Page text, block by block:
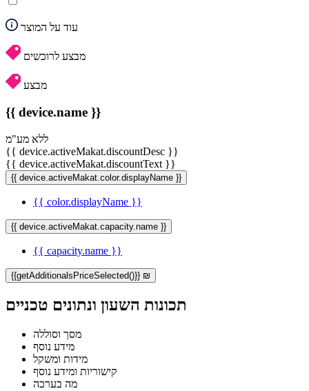
עוד על המוצר
מבצע לרוכשים
מבצע
{{ device.name }}
ללא מע"מ
{{ device.activeMakat.discountDesc }}
{{ device.activeMakat.discountText }}
{{ device.activeMakat.color.displayName }}
{{ color.displayName }}
{{ device.activeMakat.capacity.name }}
{{ capacity.name }}
{{getAdditionalsPriceSelected()}} ₪
תכונות השעון ונתונים טכניים
מסך וסוללה
מידע נוסף
מידות ומשקל
קישוריות ומידע נוסף
מה בערכה